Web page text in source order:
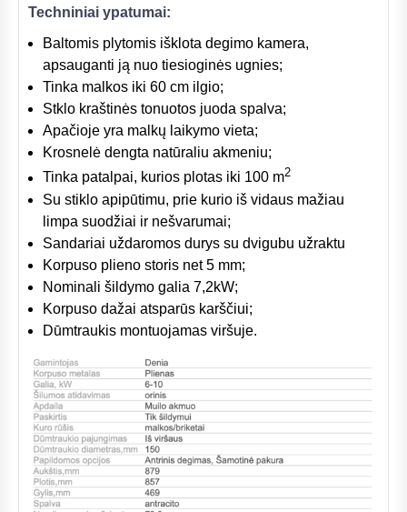
Techniniai ypatumai:
Baltomis plytomis išklota degimo kamera,
apsauganti ją nuo tiesioginės ugnies;
Tinka malkos iki 60 cm ilgio;
Stklo kraštinės tonuotos juoda spalva;
Apačioje yra malkų laikymo vieta;
Krosnelė dengta natūraliu akmeniu;
Tinka patalpai, kurios plotas iki 100 m2
Su stiklo apipūtimu, prie kurio iš vidaus mažiau
limpa suodžiai ir nešvarumai;
Sandariai uždaromos durys su dvigubu užraktu
Korpuso plieno storis net 5 mm;
Nominali šildymo galia 7,2kW;
Korpuso dažai atsparūs karščiui;
Dūmtraukis montuojamas viršuje.